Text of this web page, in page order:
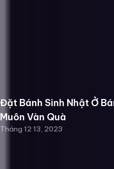
Đặt Bánh Sinh Nhật Ở
Muôn Vàn Quà
Tháng 12 13, 2023